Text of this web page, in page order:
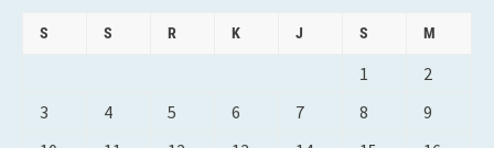
S S R K J S M
1
2
3
4 5 6 7 8
9